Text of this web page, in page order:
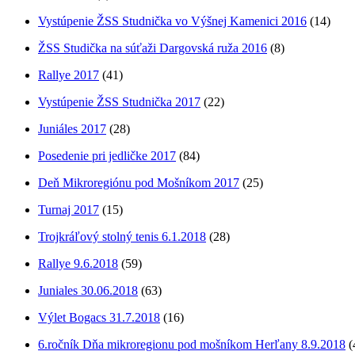
Vystúpenie ŽSS Studnička vo Výšnej Kamenici 2016 (14)
ŽSS Studička na súťaži Dargovská ruža 2016 (8)
Rallye 2017 (41)
Vystúpenie ŽSS Studnička 2017 (22)
Juniáles 2017 (28)
Posedenie pri jedličke 2017 (84)
Deň Mikroregiónu pod Mošníkom 2017 (25)
Turnaj 2017 (15)
Trojkráľový stolný tenis 6.1.2018 (28)
Rallye 9.6.2018 (59)
Juniales 30.06.2018 (63)
Výlet Bogacs 31.7.2018 (16)
6.ročník Dňa mikroregionu pod mošníkom Herľany 8.9.2018